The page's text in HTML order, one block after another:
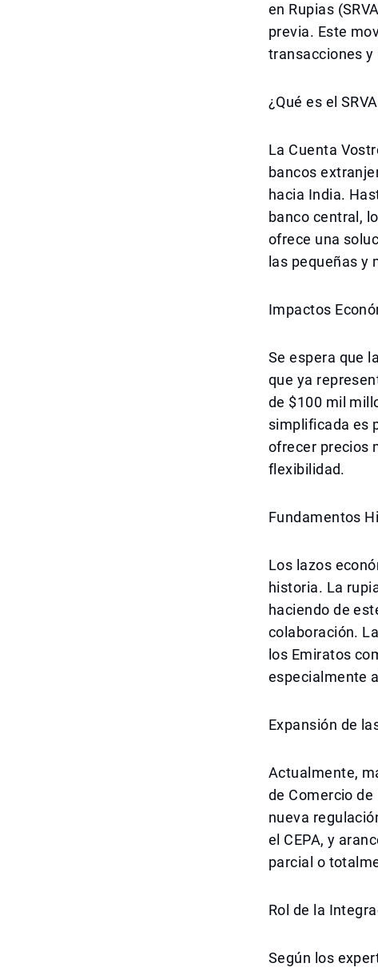
en Rupias
previa. Este
transacciones y
¿Qué es el
La Cuenta
bancos
hacia India.
banco central,
ofrece una
las pequeñas y
Impactos
Se espera que
que ya
de $100 mil
simplificada es
ofrecer precios
flexibilidad.
Fundamentos
Los lazos
historia. La
haciendo de
colaboración.
los Emiratos
especialmente
Expansión de
Actualmente,
de Comercio
nueva
el CEPA, y
parcial o
Rol de la
Según los